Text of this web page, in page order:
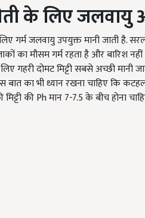
के लिए जलवायु
गर्म जलवायु उपयुक्त मानी जाती है.
का मौसम गर्म रहता है और बारिश
गहरी दोमट मिट्टी सबसे अच्छी मानी
का भी ध्यान रखना चाहिए कि
मिट्टी की Ph मान 7-7.5 के बीच होना